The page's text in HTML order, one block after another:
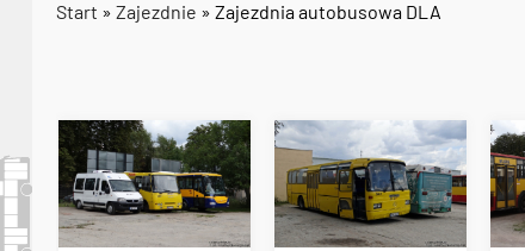
Start » Zajezdnie » Zajezdnia autobusowa DLA